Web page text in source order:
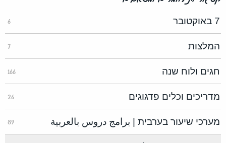
7 באוקטובר 6
המלצות 7
חגים ולוח שנה 166
מדריכים וכלים פדגוגים 26
מערכי שיעור בערבית | برامج دروس بالعربية 89